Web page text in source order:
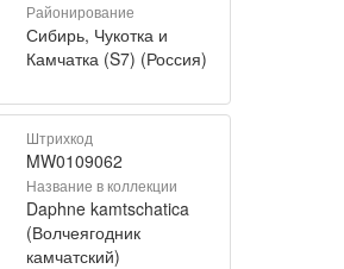
Районирование
Сибирь, Чукотка и
Камчатка (S7) (Россия)
Штрихкод
MW0109062
Название в коллекции
Daphne kamtschatica
(Волчеягодник
камчатский)